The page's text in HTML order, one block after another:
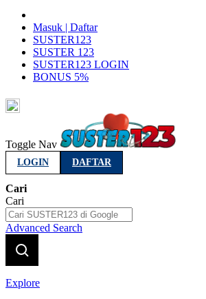
Masuk | Daftar
SUSTER123
SUSTER 123
SUSTER123 LOGIN
BONUS 5%
Toggle Nav
LOGIN DAFTAR
Cari
Cari
Advanced Search
Explore